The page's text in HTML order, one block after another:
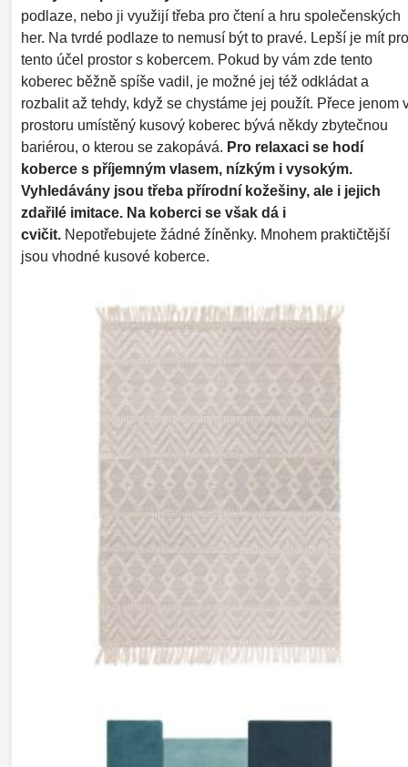
podlaze, nebo ji využijí třeba pro čtení a hru společenských
her. Na tvrdé podlaze to nemusí být to pravé. Lepší je mít pro
tento účel prostor s kobercem. Pokud by vám zde tento
koberec běžně spíše vadil, je možné jej též odkládat a
rozbalit až tehdy, když se chystáme jej použít. Přece jenom
prostoru umístěný kusový koberec bývá někdy zbytečnou
bariérou, o kterou se zakopává. Pro relaxaci se hodí
koberce s příjemným vlasem, nízkým i vysokým.
Vyhledávány jsou třeba přírodní kožešiny, ale i jejich
zdařilé imitace. Na koberci se však dá i
cvičit. Nepotřebujete žádné žíněnky. Mnohem praktičtější
jsou vhodné kusové koberce.